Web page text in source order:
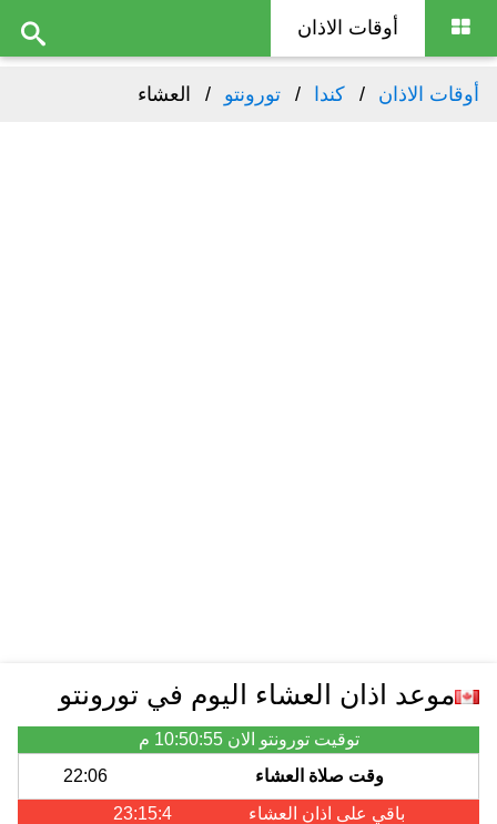
أوقات الاذان
أوقات الاذان كندا تورونتو العشاء
موعد اذان العشاء اليوم في تورونتو
توقيت تورونتو الان10:50:55 م
وقت صلاة العشاء
22:06
باقي على اذان العشاء
23:15:4